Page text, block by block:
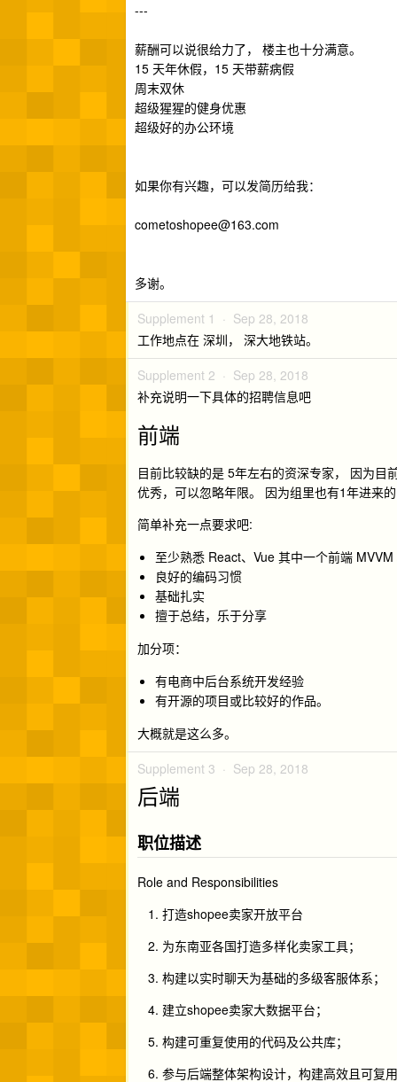
---
薪酬可以说很给力了， 楼主也十分满意。
15 天年休假，15 天带薪病假
周末双休
超级猩猩的健身优惠
超级好的办公环境
如果你有兴趣，可以发简历给我：
cometoshopee@163.com
多谢。
Supplement 1 · Sep 28, 2018
工作地点在 深圳， 深大地铁站。
Supplement 2 · Sep 28, 2018
补充说明一下具体的招聘信息吧
前端
目前比较缺的是 5年左右的资深专家， 因为
优秀，可以忽略年限。 因为组里也有1年进来的
简单补充一点要求吧:
至少熟悉 React、Vue 其中一个前端
良好的编码习惯
基础扎实
擅于总结，乐于分享
加分项：
有电商中后台系统开发经验
有开源的项目或比较好的作品。
大概就是这么多。
Supplement 3 · Sep 28, 2018
后端
职位描述
Role and Responsibilities
打造shopee卖家开放平台
为东南亚各国打造多样化卖家工具；
构建以实时聊天为基础的多级客服体系；
建立shopee卖家大数据平台；
构建可重复使用的代码及公共库；
参与后端整体架构设计，构建高效且可复